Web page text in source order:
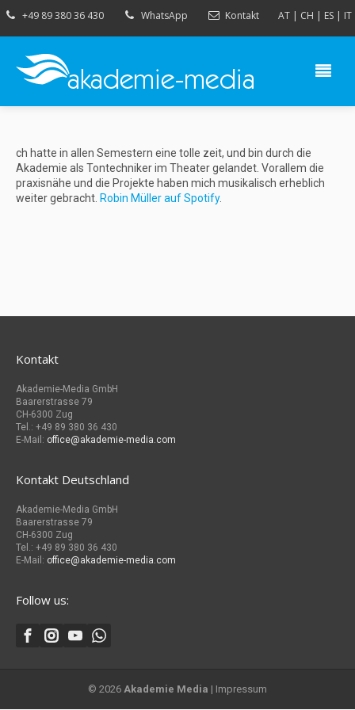
+49 89 380 36 430 WhatsApp Kontakt AT| CH | ES| IT
ch hatte in allen Semestern eine tolle zeit, und bin durch die
Akademie als Tontechniker im Theater gelandet. Vorallem die
praxisnähe und die Projekte haben mich musikalisch erheblich
weiter gebracht. Robin Müller auf Spotify.
Kontakt
Akademie-Media GmbH
Baarerstrasse 79
CH-6300 Zug
Tel.: +49 89 380 36 430
E-Mail: office@akademie-media.com
Kontakt Deutschland
Akademie-Media GmbH
Baarerstrasse 79
CH-6300 Zug
Tel.: +49 89 380 36 430
E-Mail: office@akademie-media.com
Follow us:
© 2026 Akademie Media | Impressum